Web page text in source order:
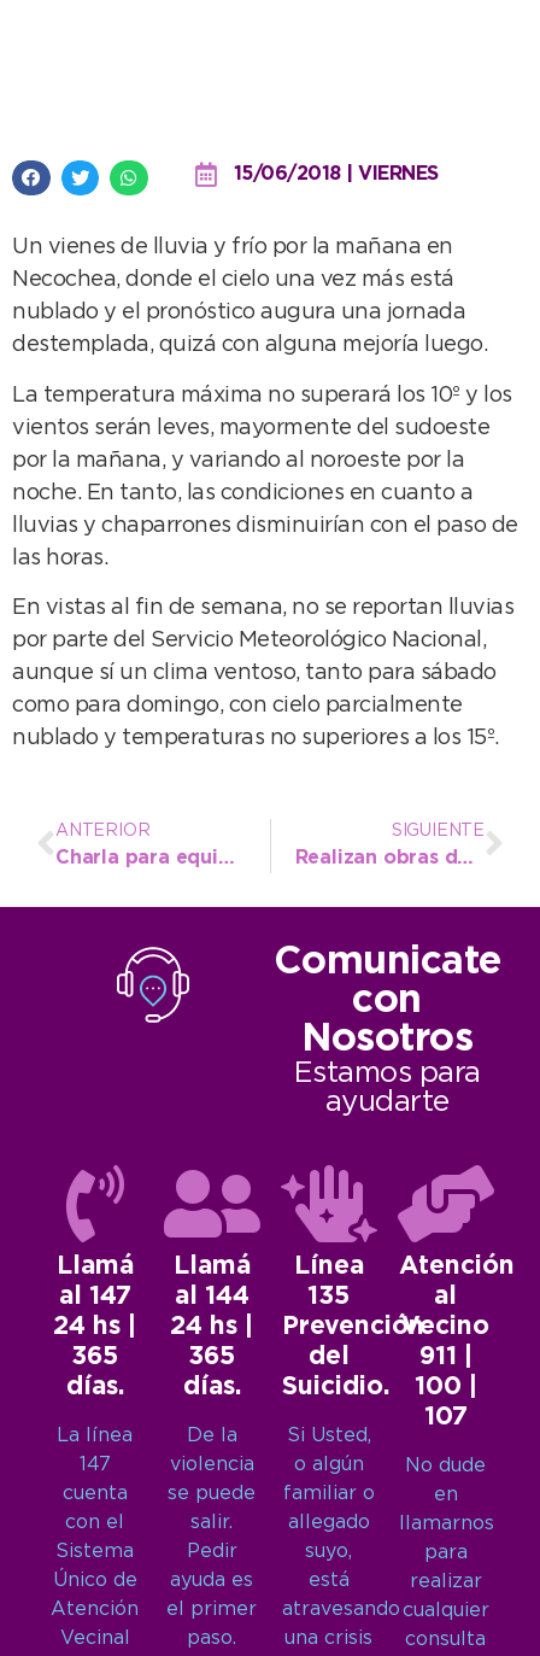
15/06/2018 | VIERNES
Un vienes de lluvia y frío por la mañana en
Necochea, donde el cielo una vez más está
nublado y el pronóstico augura una jornada
destemplada, quizá con alguna mejoría luego.
La temperatura máxima no superará los 10º y los
vientos serán leves, mayormente del sudoeste
por la mañana, y variando al noroeste por la
noche. En tanto, las condiciones en cuanto a
lluvias y chaparrones disminuirían con el paso de
las horas.
En vistas al fin de semana, no se reportan lluvias
por parte del Servicio Meteorológico Nacional,
aunque sí un clima ventoso, tanto para sábado
como para domingo, con cielo parcialmente
nublado y temperaturas no superiores a los 15º.
ANTERIOR
Charla para equipos técnicos sobre bullying y discriminación
SIGUIENTE
Realizan obras de bacheo en Ramón Santamarina y Energía
Comunicate
con
Nosotros
Estamos para
ayudarte
Llamá
al 147
24 hs |
365
días.
La línea
147
cuenta
con el
Sistema
Único de
Atención
Vecinal
Llamá
al 144
24 hs |
365
días.
De la
violencia
se puede
salir.
Pedir
ayuda es
el primer
paso.
Línea
135
Prevención
del
Suicidio.
Si Usted,
o algún
familiar o
allegado
suyo,
está
atravesando
una crisis
Atención
al
Vecino
911 |
100 |
107
No dude
en
llamarnos
para
realizar
cualquier
consulta